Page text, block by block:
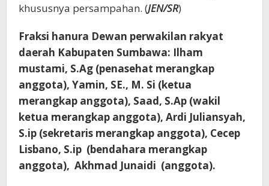
khususnya persampahan. (JEN/SR)
Fraksi hanura Dewan perwakilan rakyat
daerah Kabupaten Sumbawa: Ilham
mustami, S.Ag (penasehat merangkap
anggota), Yamin, SE., M. Si (ketua
merangkap anggota), Saad, S.Ap (wakil
ketua merangkap anggota), Ardi Juliansyah,
S.ip (sekretaris merangkap anggota), Cecep
Lisbano, S.ip (bendahara merangkap
anggota), Akhmad Junaidi (anggota).